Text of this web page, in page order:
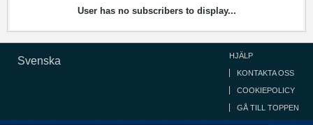
User has no subscribers to display...
Svenska HJÄLP
KONTAKTA OSS
COOKIEPOLICY
GÅ TILL TOPPEN